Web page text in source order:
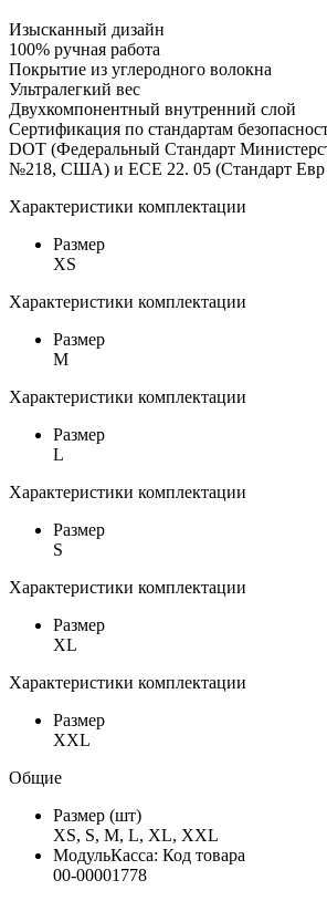
Изысканный дизайн
100% ручная работа
Покрытие из углеродного волокна
Ультралегкий вес
Двухкомпонентный внутренний слой
Сертификация по стандартам
DOT (Федеральный Стандарт
№218, США) и ECE 22. 05 (Стандарт Евр
Характеристики комплектации
Размер
XS
Характеристики комплектации
Размер
M
Характеристики комплектации
Размер
L
Характеристики комплектации
Размер
S
Характеристики комплектации
Размер
XL
Характеристики комплектации
Размер
XXL
Общие
Размер (шт)
XS, S, M, L, XL, XXL
МодульКасса: Код товара
00-00001778